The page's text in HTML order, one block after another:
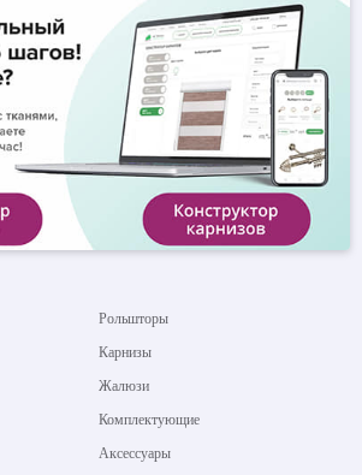
Рольшторы
Карнизы
Жалюзи
Комплектующие
Аксессуары